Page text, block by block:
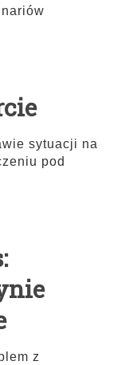
sytuacji na
pod
z